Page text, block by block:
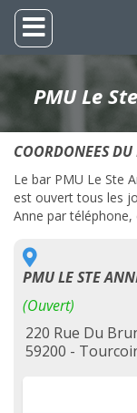
PMU Le
COORDONEES
Le bar PMU Le Ste
est ouvert tous les
Anne par téléphone,
PMU LE STE
(Ouvert)
220 Rue Du
59200 -